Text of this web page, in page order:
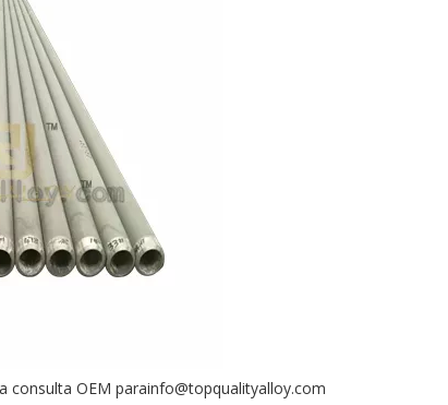
consulta OEM parainfo@topqualityalloy.com